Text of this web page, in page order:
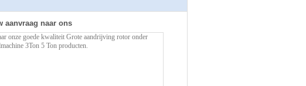
aanvraag naar ons